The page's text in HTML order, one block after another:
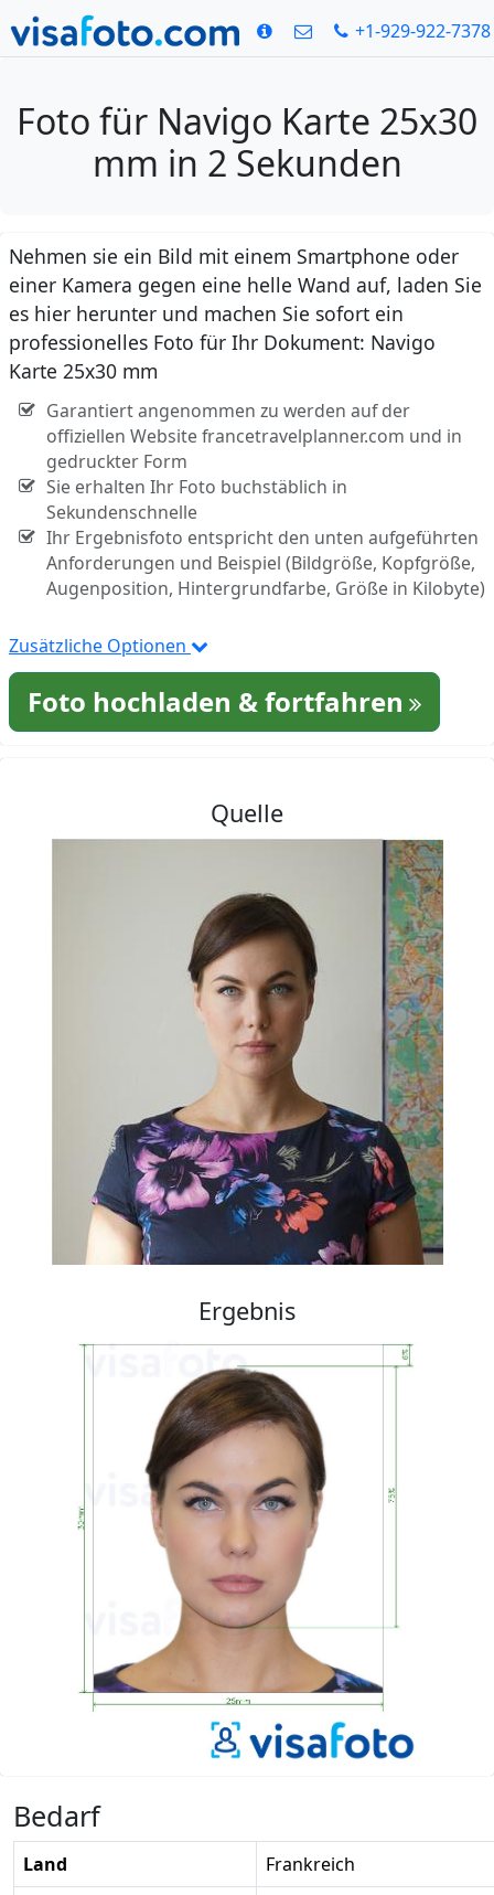
+1-929-922-7378
Foto für Navigo Karte 25x30
mm in 2 Sekunden
Nehmen sie ein Bild mit einem Smartphone oder
einer Kamera gegen eine helle Wand auf, laden Sie
es hier herunter und machen Sie sofort ein
professionelles Foto für Ihr Dokument: Navigo
Karte 25x30 mm
Garantiert angenommen zu werden auf der
offiziellen Website francetravelplanner.com und in
gedruckter Form
Sie erhalten Ihr Foto buchstäblich in
Sekundenschnelle
Ihr Ergebnisfoto entspricht den unten aufgeführten
Anforderungen und Beispiel (Bildgröße, Kopfgröße,
Augenposition, Hintergrundfarbe, Größe in Kilobyte)
Zusätzliche Optionen
Foto hochladen & fortfahren
Quelle
Ergebnis
Bedarf
Land
Frankreich